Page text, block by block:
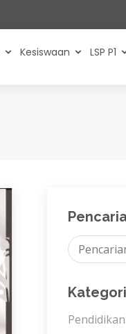
Kesiswaan LSP P1
Kategori